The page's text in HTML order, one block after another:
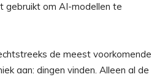
gebruikt om AI-modellen te
de meest voorkomende
aan: dingen vinden. Alleen al de